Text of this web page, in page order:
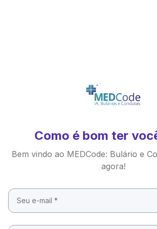
Como é bom ter
Bem vindo ao MEDCode: Bulário e
agora!